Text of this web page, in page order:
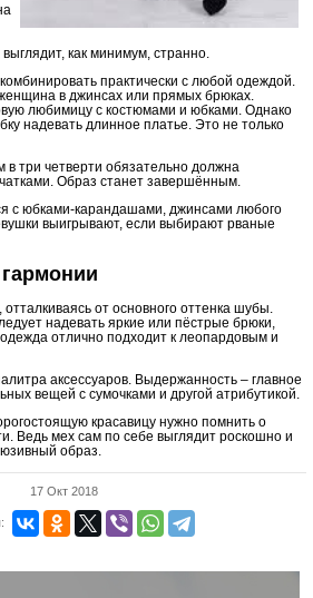
как минимум, странно.
практически с любой одеждой.
в джинсах или прямых брюках.
любимицу с костюмами и юбками. Однако
надевать длинное платье. Это не только
в три четверти обязательно должна
Образ станет завершённым.
с юбками-карандашами, джинсами любого
выигрывают, если выбирают рваные
от основного оттенка шубы.
надевать яркие или пёстрые брюки,
отлично подходит к леопардовым и
аксессуаров. Выдержанность – главное
вещей с сумочками и другой атрибутикой.
красавицу нужно помнить о
Ведь мех сам по себе выглядит роскошно и
образ.
17 Окт 2018